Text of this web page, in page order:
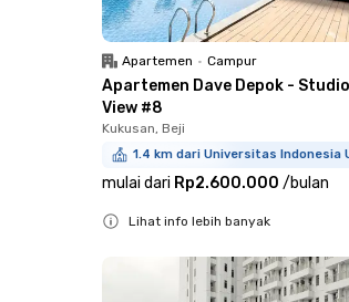
Apartemen • Campur
Apartemen Dave Depok -
View #8
Kukusan, Beji
1.4 km dari Universitas Indonesia
mulai dari Rp2.600.000 /bulan
Lihat info lebih banyak